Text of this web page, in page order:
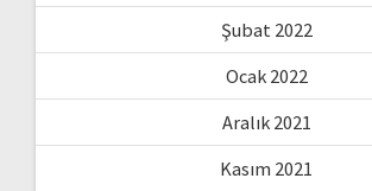
Şubat 2022
Ocak 2022
Aralık 2021
Kasım 2021